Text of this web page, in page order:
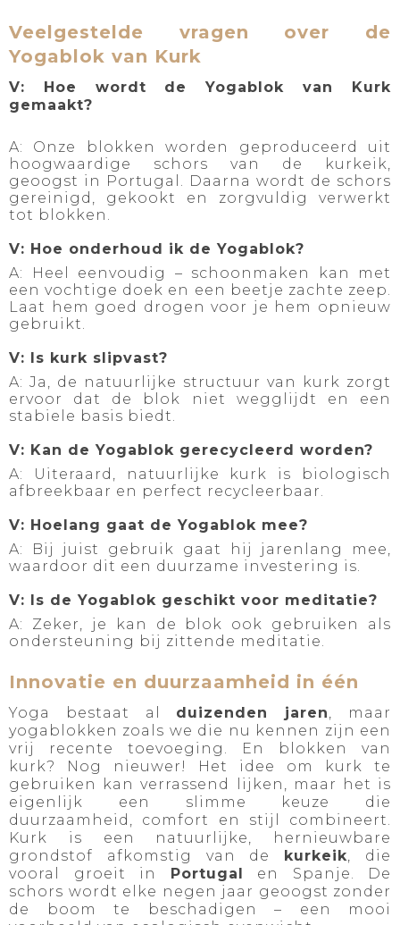
Veelgestelde vragen over de
Yogablok van Kurk
V: Hoe wordt de Yogablok van Kurk
gemaakt?
A: Onze blokken worden geproduceerd uit
hoogwaardige schors van de kurkeik,
geoogst in Portugal. Daarna wordt de schors
gereinigd, gekookt en zorgvuldig verwerkt
tot blokken.
V: Hoe onderhoud ik de Yogablok?
A: Heel eenvoudig – schoonmaken kan met
een vochtige doek en een beetje zachte zeep.
Laat hem goed drogen voor je hem opnieuw
gebruikt.
V: Is kurk slipvast?
A: Ja, de natuurlijke structuur van kurk zorgt
ervoor dat de blok niet wegglijdt en een
stabiele basis biedt.
V: Kan de Yogablok gerecycleerd worden?
A: Uiteraard, natuurlijke kurk is biologisch
afbreekbaar en perfect recycleerbaar.
V: Hoelang gaat de Yogablok mee?
A: Bij juist gebruik gaat hij jarenlang mee,
waardoor dit een duurzame investering is.
V: Is de Yogablok geschikt voor meditatie?
A: Zeker, je kan de blok ook gebruiken als
ondersteuning bij zittende meditatie.
Innovatie en duurzaamheid in één
Yoga bestaat al duizenden jaren, maar
yogablokken zoals we die nu kennen zijn een
vrij recente toevoeging. En blokken van
kurk? Nog nieuwer! Het idee om kurk te
gebruiken kan verrassend lijken, maar het is
eigenlijk een slimme keuze die
duurzaamheid, comfort en stijl combineert.
Kurk is een natuurlijke, hernieuwbare
grondstof afkomstig van de
kurkeik, die
vooral groeit in
Portugal
en Spanje. De
schors wordt elke negen jaar geoogst zonder
de boom te beschadigen – een mooi